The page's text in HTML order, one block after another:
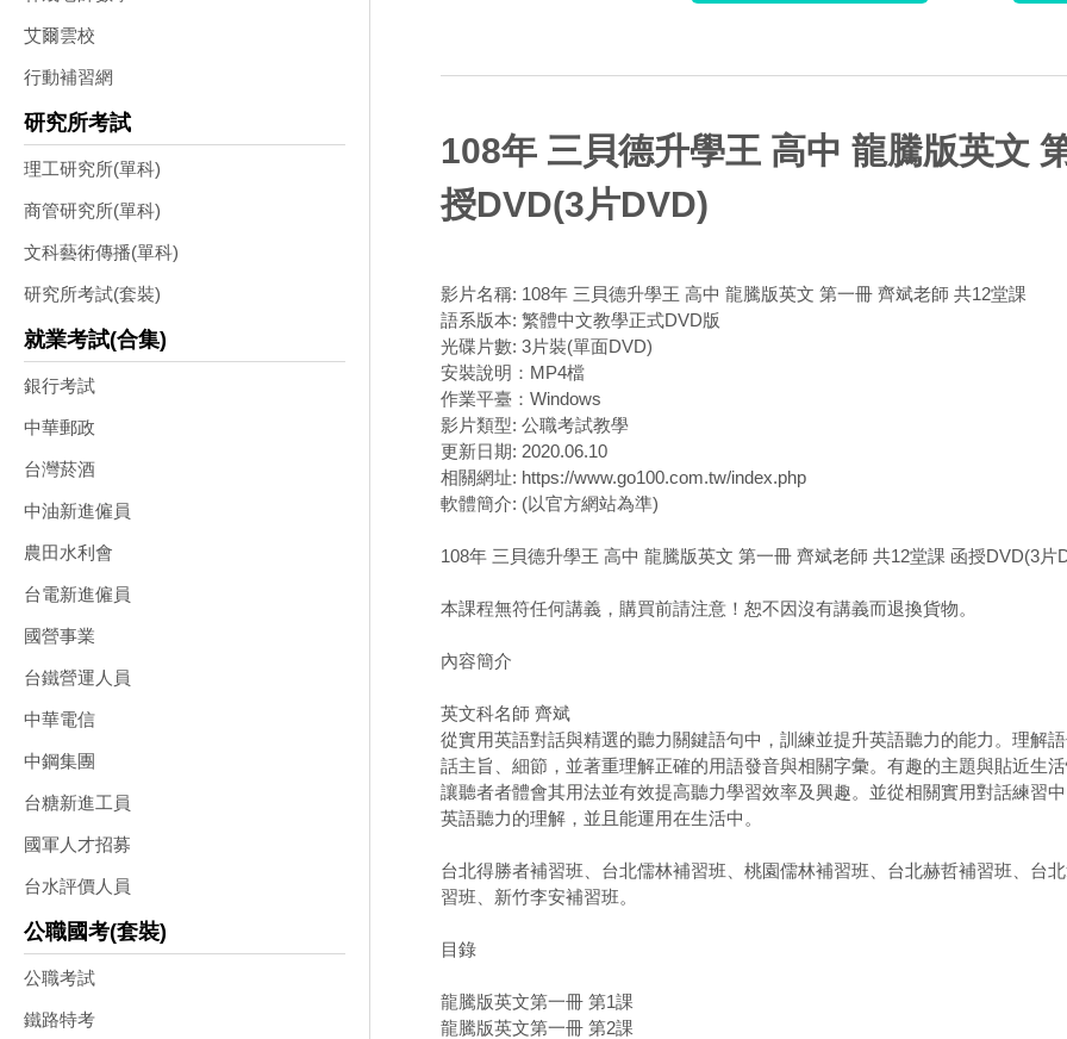
艾爾雲校
行動補習網
研究所考試
理工研究所(單科)
商管研究所(單科)
文科藝術傳播(單科)
研究所考試(套裝)
就業考試(合集)
銀行考試
中華郵政
台灣菸酒
中油新進僱員
農田水利會
台電新進僱員
國營事業
台鐵營運人員
中華電信
中鋼集團
台糖新進工員
國軍人才招募
台水評價人員
公職國考(套裝)
公職考試
鐵路特考
108年 三貝德升學王 高中 龍騰版英文
授DVD(3片DVD)
影片名稱: 108年 三貝德升學王 高中 龍騰版英文 第一冊 齊斌老師 共12堂課
語系版本: 繁體中文教學正式DVD版
光碟片數: 3片裝(單面DVD)
安裝說明：MP4檔
作業平臺：Windows
影片類型: 公職考試教學
更新日期: 2020.06.10
相關網址: https://www.go100.com.tw/index.php
軟體簡介: (以官方網站為準)
108年 三貝德升學王 高中 龍騰版英文 第一冊 齊斌老師 共12堂課 函授DVD(3片
本課程無符任何講義，購買前請注意！恕不因沒有講義而退換貨物。
內容簡介
英文科名師 齊斌
從實用英語對話與精選的聽力關鍵語句中，訓練並提升英語聽力的能力。理解
話主旨、細節，並著重理解正確的用語發音與相關字彙。有趣的主題與貼近生
讓聽者者體會其用法並有效提高聽力學習效率及興趣。並從相關實用對話練習
英語聽力的理解，並且能運用在生活中。
台北得勝者補習班、台北儒林補習班、桃園儒林補習班、台北赫哲補習班、台
習班、新竹李安補習班。
目錄
龍騰版英文第一冊 第1課
龍騰版英文第一冊 第2課